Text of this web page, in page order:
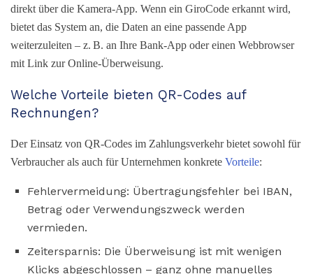
direkt über die Kamera-App. Wenn ein GiroCode erkannt wird,
bietet das System an, die Daten an eine passende App
weiterzuleiten – z. B. an Ihre Bank-App oder einen Webbrowser
mit Link zur Online-Überweisung.
Welche Vorteile bieten QR-Codes auf
Rechnungen?
Der Einsatz von QR-Codes im Zahlungsverkehr bietet sowohl für
Verbraucher als auch für Unternehmen konkrete Vorteile:
Fehlervermeidung: Übertragungsfehler bei IBAN,
Betrag oder Verwendungszweck werden
vermieden.
Zeitersparnis: Die Überweisung ist mit wenigen
Klicks abgeschlossen – ganz ohne manuelles